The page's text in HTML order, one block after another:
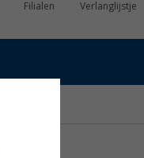
Filialen Verlanglijstje